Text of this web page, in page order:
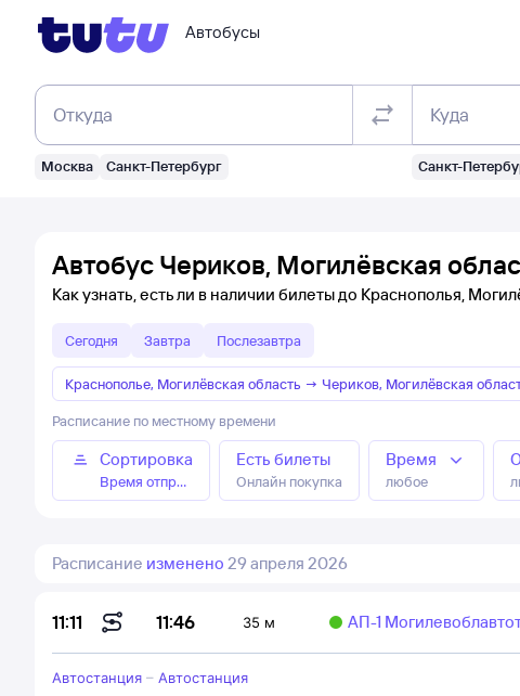
Автобусы
Откуда
Москва Санкт-Петербург
Куда
Санкт-
Автобус Чериков, Могилёвская
Как узнать, есть ли в наличии билеты до Краснополья,
Сегодня Завтра Послезавтра
Краснополье, Могилёвская область → Чериков, Могилёвская
Расписание по местному времени
Сортировка
Время отправления
Есть билеты
Онлайн покупка
Время
любое
Расписание изменено 29 апреля 2026
11:11 11:46 35 м АП-1
Автостанция – Автостанция